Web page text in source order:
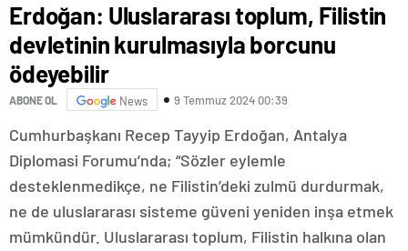
Erdoğan: Uluslararası toplum, Filistin
devletinin kurulmasıyla borcunu
ödeyebilir
ABONE OL News 9 Temmuz 2024 00:39
Cumhurbaşkanı Recep Tayyip Erdoğan, Antalya
Diplomasi Forumu’nda; “Sözler eylemle
desteklenmedikçe, ne Filistin’deki zulmü durdurmak,
ne de uluslararası sisteme güveni yeniden inşa etmek
mümkündür. Uluslararası toplum, Filistin halkına olan